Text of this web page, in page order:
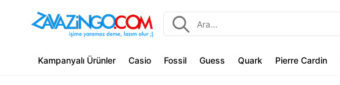
Kampanyalı Ürünler Casio Fossil Guess Quark Pierre Cardin